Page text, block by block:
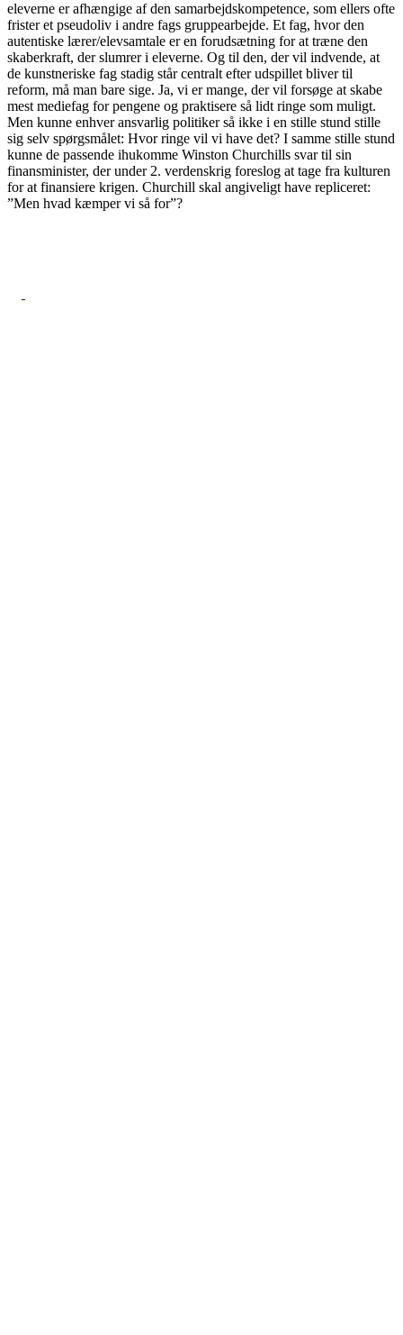
eleverne er afhængige af den samarbejdskompetence, som ellers ofte
frister et pseudoliv i andre fags gruppearbejde. Et fag, hvor den
autentiske lærer/elevsamtale er en forudsætning for at træne den
skaberkraft, der slumrer i eleverne. Og til den, der vil indvende, at
de kunstneriske fag stadig står centralt efter udspillet bliver til
reform, må man bare sige. Ja, vi er mange, der vil forsøge at skabe
mest mediefag for pengene og praktisere så lidt ringe som muligt.
Men kunne enhver ansvarlig politiker så ikke i en stille stund stille
sig selv spørgsmålet: Hvor ringe vil vi have det? I samme stille stund
kunne de passende ihukomme Winston Churchills svar til sin
finansminister, der under 2. verdenskrig foreslog at tage fra kulturen
for at finansiere krigen. Churchill skal angiveligt have repliceret:
”Men hvad kæmper vi så for”?